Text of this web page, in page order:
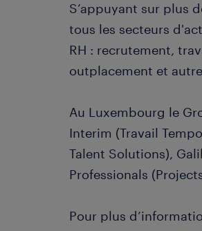
S’appuyant sur plus
tous les secteurs
RH : recrutement,
outplacement et
Au Luxembourg le
Interim (Travail
Talent Solutions),
Professionals
Pour plus